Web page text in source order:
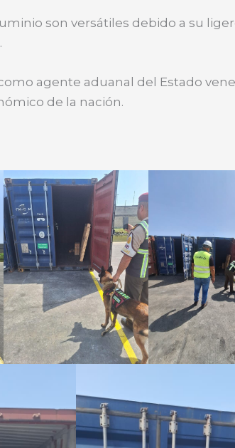
son versátiles debido a su
agente aduanal del Estado
de la nación.